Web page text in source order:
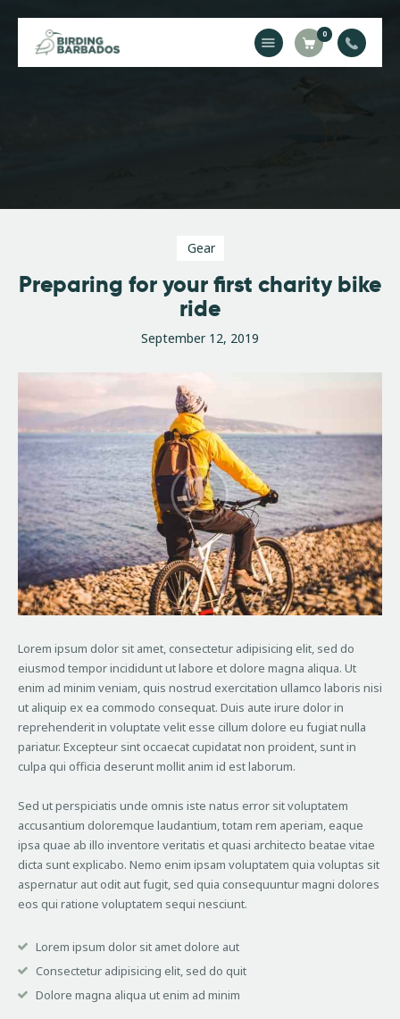
0
Gear
Preparing for your first charity bike
ride
September 12, 2019
Lorem ipsum dolor sit amet, consectetur adipisicing elit, sed do
eiusmod tempor incididunt ut labore et dolore magna aliqua. Ut
enim ad minim veniam, quis nostrud exercitation ullamco laboris nisi
ut aliquip ex ea commodo consequat. Duis aute irure dolor in
reprehenderit in voluptate velit esse cillum dolore eu fugiat nulla
pariatur. Excepteur sint occaecat cupidatat non proident, sunt in
culpa qui officia deserunt mollit anim id est laborum.
Sed ut perspiciatis unde omnis iste natus error sit voluptatem
accusantium doloremque laudantium, totam rem aperiam, eaque
ipsa quae ab illo inventore veritatis et quasi architecto beatae vitae
dicta sunt explicabo. Nemo enim ipsam voluptatem quia voluptas sit
aspernatur aut odit aut fugit, sed quia consequuntur magni dolores
eos qui ratione voluptatem sequi nesciunt.
Lorem ipsum dolor sit amet dolore aut
Consectetur adipisicing elit, sed do quit
Dolore magna aliqua ut enim ad minim